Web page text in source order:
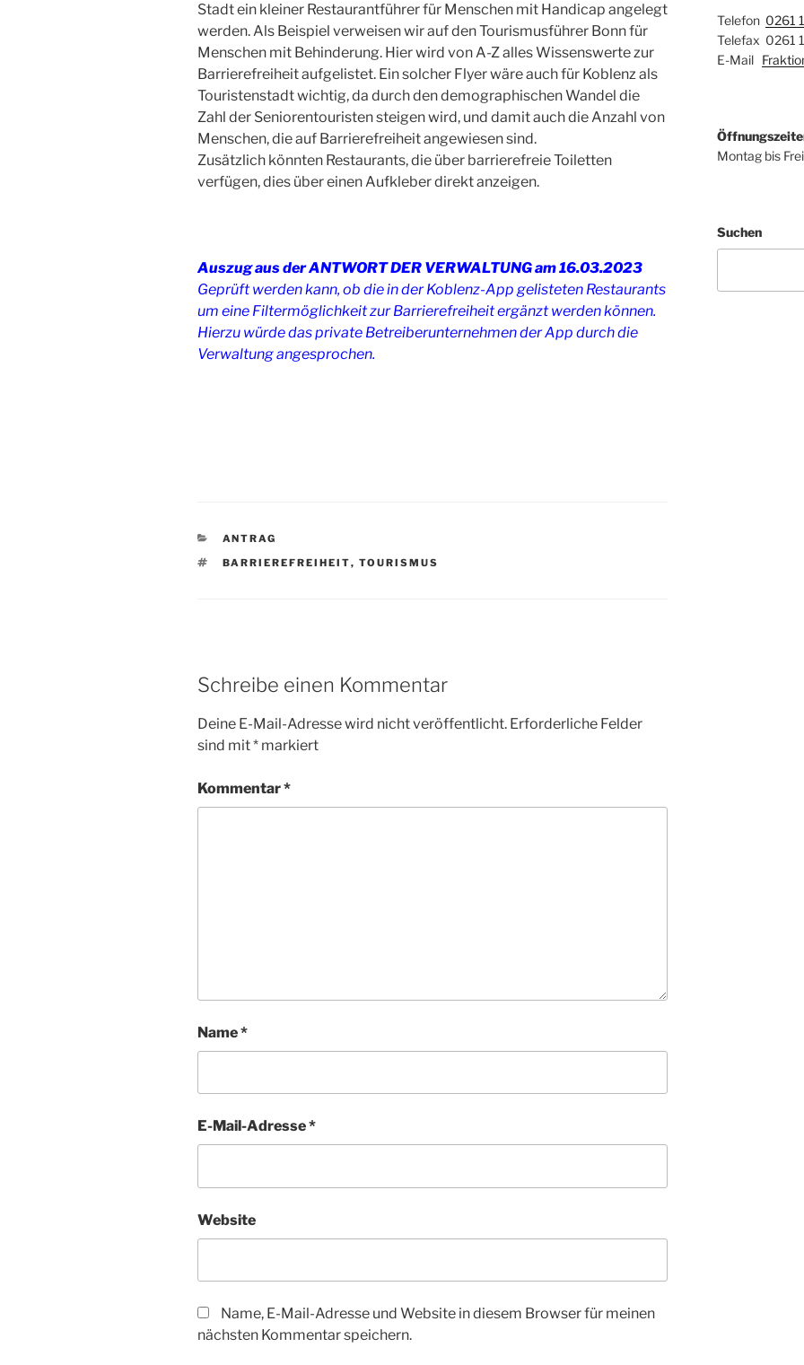
Stadt ein kleiner Restaurantführer für Menschen mit Handicap angelegt
werden. Als Beispiel verweisen wir auf den Tourismusführer Bonn für
Menschen mit Behinderung. Hier wird von A-Z alles Wissenswerte zur
Barrierefreiheit aufgelistet. Ein solcher Flyer wäre auch für Koblenz als
Touristenstadt wichtig, da durch den demographischen Wandel die
Zahl der Seniorentouristen steigen wird, und damit auch die Anzahl von
Menschen, die auf Barrierefreiheit angewiesen sind.
Zusätzlich könnten Restaurants, die über barrierefreie Toiletten
verfügen, dies über einen Aufkleber direkt anzeigen.
Auszug aus der ANTWORT DER VERWALTUNG am 16.03.2023
Geprüft werden kann, ob die in der Koblenz-App gelisteten Restaurants
um eine Filtermöglichkeit zur Barrierefreiheit ergänzt werden können.
Hierzu würde das private Betreiberunternehmen der App durch die
Verwaltung angesprochen.
KATEGORIEN
ANTRAG
SCHLAGWÖRTER
BARRIEREFREIHEIT, TOURISMUS
Schreibe einen Kommentar
Deine E-Mail-Adresse wird nicht veröffentlicht. Erforderliche Felder
sind mit* markiert
Kommentar*
Name*
E-Mail-Adresse*
Website
Name, E-Mail-Adresse und Website in diesem Browser für meinen
nächsten Kommentar speichern.
Telefon 0261
Telefax 0261
E-Mail
Montag bis
Suchen